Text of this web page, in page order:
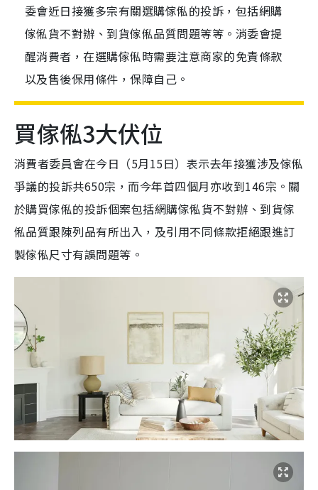
委會近日接獲多宗有關選購傢俬的投訴，包括網購
傢俬貨不對辦、到貨傢俬品質問題等等。消委會提
醒消費者，在選購傢俬時需要注意商家的免責條款
以及售後保用條件，保障自己。
買傢俬3大伏位
消費者委員會在今日（5月15日）表示去年接獲涉及傢俬
爭議的投訴共650宗，而今年首四個月亦收到146宗。關
於購買傢俬的投訴個案包括網購傢俬貨不對辦、到貨傢
俬品質跟陳列品有所出入，及引用不同條款拒絕跟進訂
製傢俬尺寸有誤問題等。